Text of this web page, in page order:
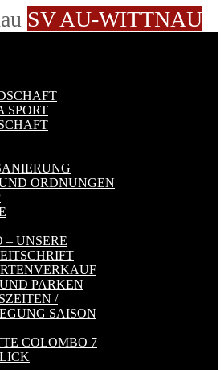
SV AU-WITTNAU
SPORT
ORDNUNGEN
– UNSERE
PARKEN
/
SAISON
COLOMBO 7